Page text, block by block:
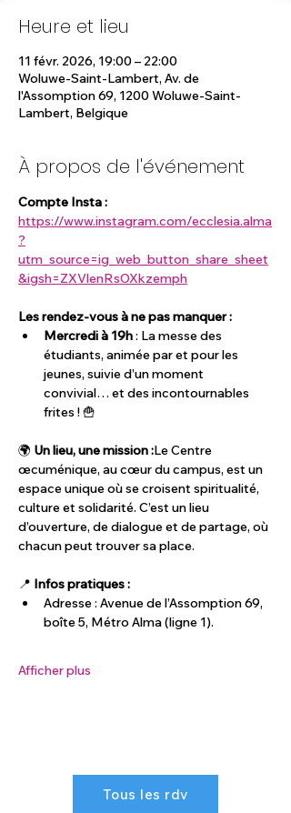
Heure et lieu
11 févr. 2026, 19:00 – 22:00
Woluwe-Saint-Lambert, Av. de
l'Assomption 69, 1200 Woluwe-Saint-
Lambert, Belgique
À propos de l'événement
Compte Insta :
https://www.instagram.com/ecclesia.alma
?
utm_source=ig_web_button_share_sheet
&igsh=ZXVlenRsOXkzemph
Les rendez-vous à ne pas manquer :
Mercredi à 19h : La messe des
étudiants, animée par et pour les
jeunes, suivie d’un moment
convivial… et des incontournables
frites ! 🍟
🌍 Un lieu, une mission :Le Centre
œcuménique, au cœur du campus, est un
espace unique où se croisent spiritualité,
culture et solidarité. C’est un lieu
d’ouverture, de dialogue et de partage, où
chacun peut trouver sa place.
📍 Infos pratiques :
Adresse : Avenue de l’Assomption 69,
boîte 5, Métro Alma (ligne 1).
Afficher plus
Tous les rdv